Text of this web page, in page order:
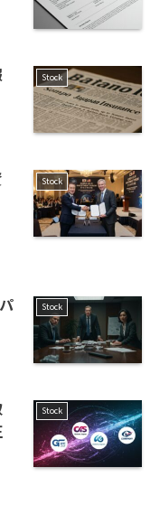
Stock
Stock
Stock
Stock